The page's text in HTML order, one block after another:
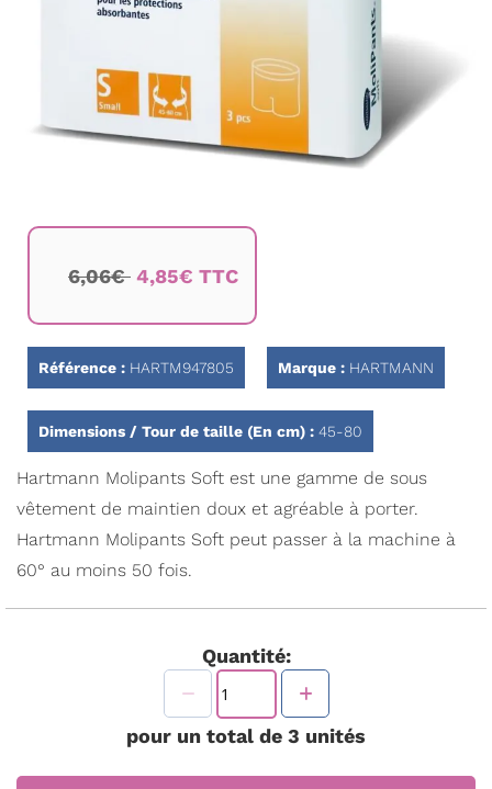
Passer
la
Galerie
d’images
6,06€ 4,85€ TTC
Référence : HARTM947805 Marque : HARTMANN
Dimensions / Tour de taille (En cm) : 45-80
Hartmann Molipants Soft est une gamme de sous
vêtement de maintien doux et agréable à porter.
Hartmann Molipants Soft peut passer à la machine à
60° au moins 50 fois.
Quantité:
pour un total de 3 unités